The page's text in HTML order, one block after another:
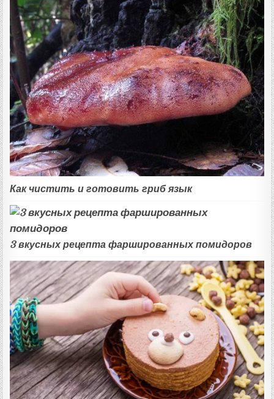
Как чистить и готовить гриб язык
3 вкусных рецепта фаршированных помидоров